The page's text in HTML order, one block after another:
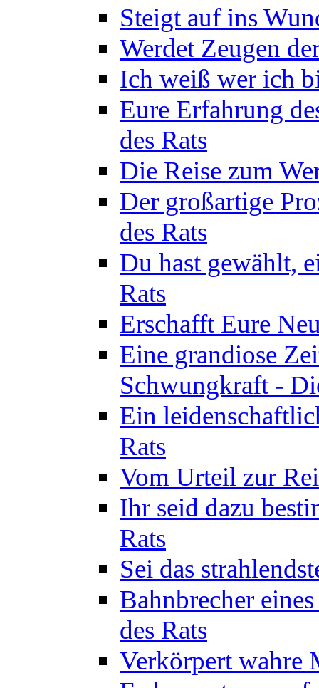
Steigt auf ins
Werdet Zeugen
Ich weiß wer ich
Eure Erfahrung
des Rats
Die Reise zum
Der großartige
des Rats
Du hast gewählt,
Rats
Erschafft Eure
Eine grandiose
Schwungkraft -
Ein
Rats
Vom Urteil zur
Ihr seid dazu
Rats
Sei das
Bahnbrecher
des Rats
Verkörpert wahre